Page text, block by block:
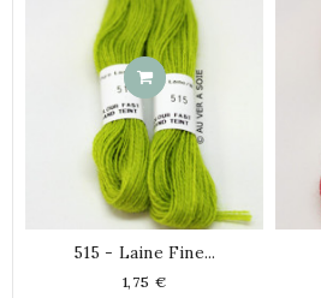
515 - Laine Fine...
Prix
1,75 €